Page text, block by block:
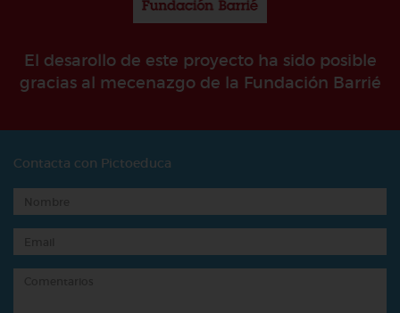
El desarollo de este proyecto ha sido posible
gracias al mecenazgo de la Fundación Barrié
Contacta con Pictoeduca